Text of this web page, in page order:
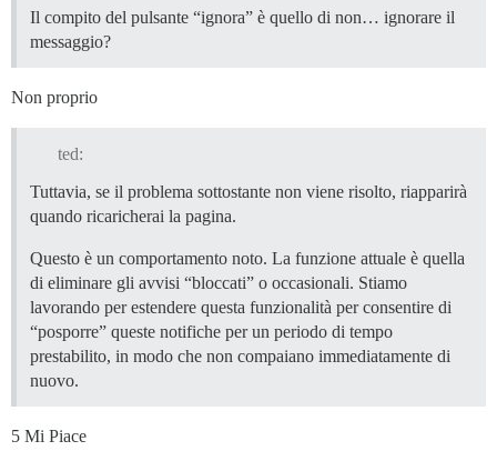
Il compito del pulsante “ignora” è quello di non… ignorare il
messaggio?
Non proprio
ted:
Tuttavia, se il problema sottostante non viene risolto, riapparirà
quando ricaricherai la pagina.
Questo è un comportamento noto. La funzione attuale è quella
di eliminare gli avvisi “bloccati” o occasionali. Stiamo
lavorando per estendere questa funzionalità per consentire di
“posporre” queste notifiche per un periodo di tempo
prestabilito, in modo che non compaiano immediatamente di
nuovo.
5 Mi Piace